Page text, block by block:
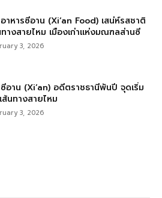
อาหารซีอาน (Xi’an Food) เสน่ห์รสชาติ
ทางสายไหม เมืองเก่าแห่งมณฑลส่านซี
3, 2026
ซีอาน (Xi’an) อดีตราชธานีพันปี จุดเริ่ม
ส้นทางสายไหม
3, 2026